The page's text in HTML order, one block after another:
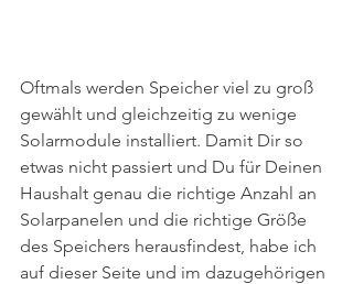
Oftmals werden Speicher viel zu groß
gewählt und gleichzeitig zu wenige
Solarmodule installiert. Damit Dir so
etwas nicht passiert und Du für Deinen
Haushalt genau die richtige Anzahl an
Solarpanelen und die richtige Größe
des Speichers herausfindest, habe ich
auf dieser Seite und im dazugehörigen